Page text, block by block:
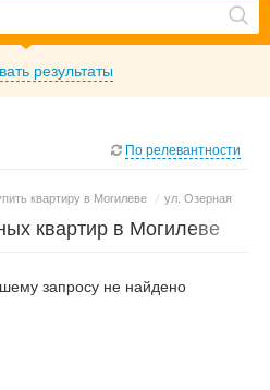
результаты
По релевантности
квартиру в Могилеве / ул. Озерная
квартир в Могилеве
запросу не найдено